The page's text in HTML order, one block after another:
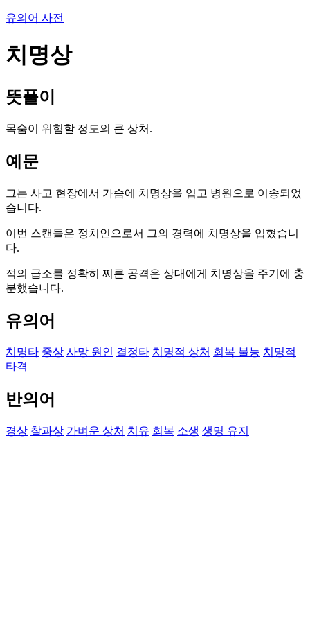
유의어 사전
치명상
뜻풀이
목숨이 위험할 정도의 큰 상처.
예문
그는 사고 현장에서 가슴에 치명상을 입고 병원으로 이송되었
습니다.
이번 스캔들은 정치인으로서 그의 경력에 치명상을 입혔습니
다.
적의 급소를 정확히 찌른 공격은 상대에게 치명상을 주기에 충
분했습니다.
유의어
치명타 중상 사망 원인 결정타 치명적 상처 회복 불능 치명적
타격
반의어
경상 찰과상 가벼운 상처 치유 회복 소생 생명 유지